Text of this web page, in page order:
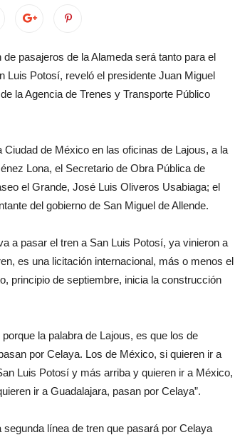
pasajeros de la Alameda será tanto para el
Luis Potosí, reveló el presidente Juan Miguel
la Agencia de Trenes y Transporte Público
de México en las oficinas de Lajous, a la
Lona, el Secretario de Obra Pública de
el Grande, José Luis Oliveros Usabiaga; el
del gobierno de San Miguel de Allende.
a pasar el tren a San Luis Potosí, ya vinieron a
es una licitación internacional, más o menos el
principio de septiembre, inicia la construcción
la palabra de Lajous, es que los de
por Celaya. Los de México, si quieren ir a
Luis Potosí y más arriba y quieren ir a México,
ir a Guadalajara, pasan por Celaya”.
línea de tren que pasará por Celaya